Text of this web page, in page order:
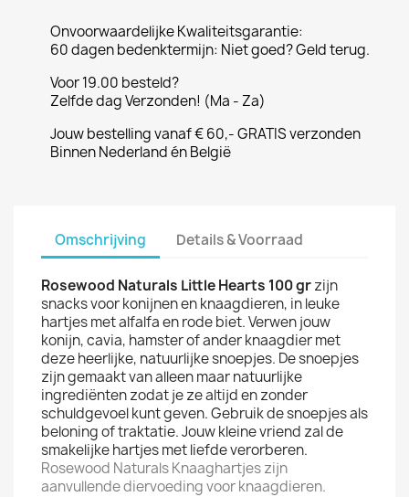
Onvoorwaardelijke Kwaliteitsgarantie:
60 dagen bedenktermijn: Niet goed? Geld terug.
Voor 19.00 besteld?
Zelfde dag Verzonden! (Ma - Za)
Jouw bestelling vanaf € 60,- GRATIS verzonden
Binnen Nederland én België
Omschrijving Details & Voorraad
Rosewood Naturals Little Hearts 100 grzijn
snacks voor konijnen en knaagdieren, in leuke
hartjes met alfalfa en rode biet. Verwen jouw
konijn, cavia, hamster of ander knaagdier met
deze heerlijke, natuurlijke snoepjes. De snoepjes
zijn gemaakt van alleen maar natuurlijke
ingrediënten zodat je ze altijd en zonder
schuldgevoel kunt geven. Gebruik de snoepjes als
beloning of traktatie. Jouw kleine vriend zal de
smakelijke hartjes met liefde verorberen.
Rosewood Naturals Knaaghartjes zijn
aanvullende diervoeding voor knaagdieren.